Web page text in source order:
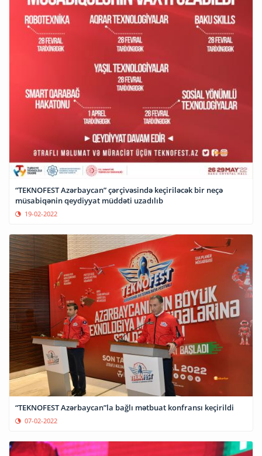
“TEKNOFEST Azərbaycan” çərçivəsində keçiriləcək bir neçə
müsabiqənin qeydiyyat müddəti uzadılıb
19-02-2022
“TEKNOFEST Azərbaycan”la bağlı mətbuat konfransı keçirildi
07-02-2022